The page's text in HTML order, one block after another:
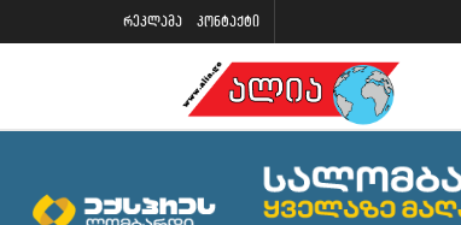
რეკლამა კონტაქტი